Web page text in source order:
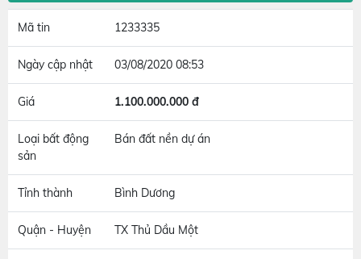
Mã tin 1233335
Ngày cập nhật 03/08/2020 08:53
Giá 1.100.000.000 đ
Loại bất động
sản
Bán đất nền dự án
Tỉnh thành Bình Dương
Quận - Huyện TX Thủ Dầu Một